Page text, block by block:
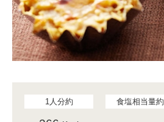
1人分約 食塩相当量約